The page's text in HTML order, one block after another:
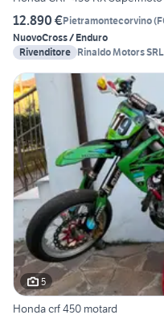
12.890 €Pietramontecorvino(
NuovoCross / Enduro
Rivenditore Rinaldo Motors SRL
5
Honda crf 450 motard